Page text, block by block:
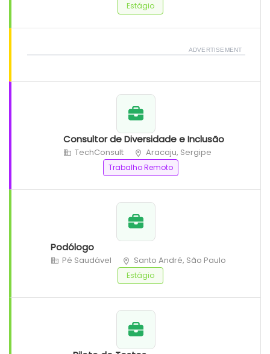
Estágio
ADVERTISEMENT
Consultor de Diversidade e Inclusão
TechConsult Aracaju, Sergipe
Trabalho Remoto
Podólogo
Pé Saudável Santo André, São Paulo
Estágio